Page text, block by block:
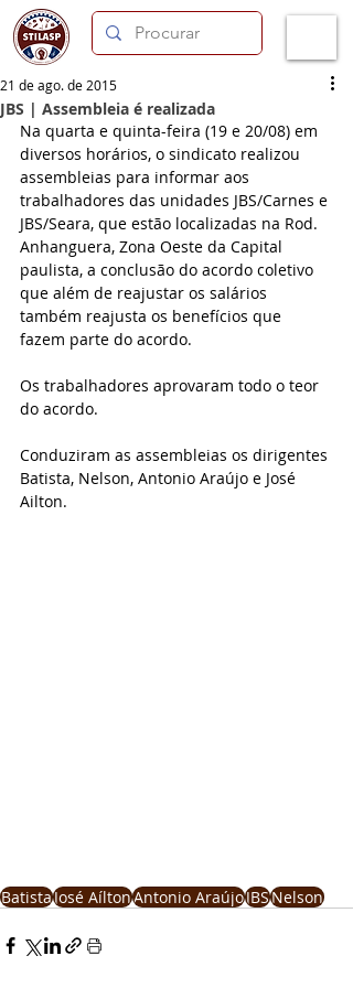
JBS | Assembleia é realizada
21 de ago. de 2015
Na quarta e quinta-feira (19 e 20/08) em
diversos horários, o sindicato realizou
assembleias para informar aos
trabalhadores das unidades JBS/Carnes e
JBS/Seara, que estão localizadas na Rod.
Anhanguera, Zona Oeste da Capital
paulista, a conclusão do acordo coletivo
que além de reajustar os salários
também reajusta os benefícios que
fazem parte do acordo.
Os trabalhadores aprovaram todo o teor
do acordo.
Conduziram as assembleias os dirigentes
Batista, Nelson, Antonio Araújo e José
Ailton.
BatistaJosé AíltonAntonio AraújoJBSNelson